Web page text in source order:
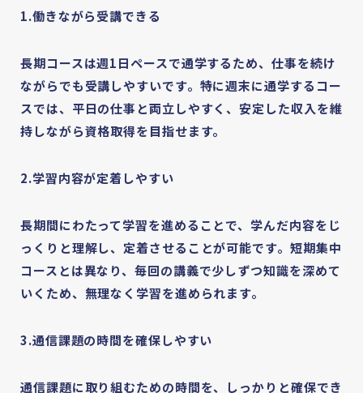
1.働きながら受講できる
長期コースは週1日ペースで通学するため、仕事を続け
ながらでも受講しやすいです。特に週末に通学するコー
スでは、平日の仕事と両立しやすく、安定した収入を維
持しながら資格取得を目指せます。
2.学習内容が定着しやすい
長期間にわたって学習を進めることで、学んだ内容をじ
っくりと理解し、定着させることが可能です。短期集中
コースとは異なり、毎回の講義で少しずつ知識を深めて
いくため、無理なく学習を進められます。
3.通信課題の時間を確保しやすい
通信課題に取り組むための時間を、しっかりと確保でき